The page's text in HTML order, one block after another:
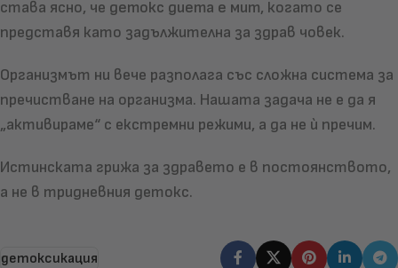
става ясно, че детокс диета е мит, когато се
представя като задължителна за здрав човек.
Организмът ни вече разполага със сложна система за
пречистване на организма. Нашата задача не е да я
„активираме“ с екстремни режими, а да не ѝ пречим.
Истинската грижа за здравето е в постоянството,
а не в тридневния детокс.
детоксикация